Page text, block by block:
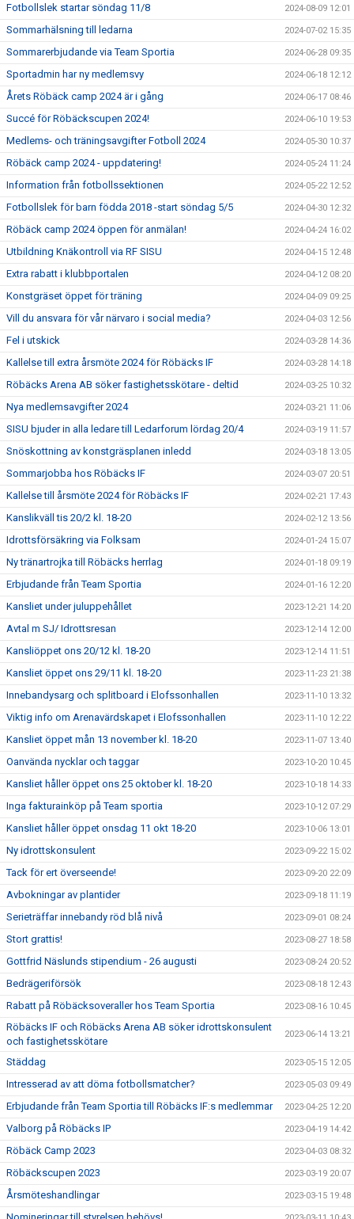
Fotbollslek startar söndag 11/8 2024-08-09 12:01
Sommarhälsning till ledarna 2024-07-02 15:35
Sommarerbjudande via Team Sportia 2024-06-28 09:35
Sportadmin har ny medlemsvy 2024-06-18 12:12
Årets Röbäck camp 2024 är i gång 2024-06-17 08:46
Succé för Röbäckscupen 2024! 2024-06-10 19:53
Medlems- och träningsavgifter Fotboll 2024 2024-05-30 10:37
Röbäck camp 2024 - uppdatering! 2024-05-24 11:24
Information från fotbollssektionen 2024-05-22 12:52
Fotbollslek för barn födda 2018 -start söndag 5/5 2024-04-30 12:32
Röbäck camp 2024 öppen för anmälan! 2024-04-24 16:02
Utbildning Knäkontroll via RF SISU 2024-04-15 12:48
Extra rabatt i klubbportalen 2024-04-12 08:20
Konstgräset öppet för träning 2024-04-09 09:25
Vill du ansvara för vår närvaro i social media? 2024-04-03 12:56
Fel i utskick 2024-03-28 14:36
Kallelse till extra årsmöte 2024 för Röbäcks IF 2024-03-28 14:18
Röbäcks Arena AB söker fastighetsskötare - deltid 2024-03-25 10:32
Nya medlemsavgifter 2024 2024-03-21 11:06
SISU bjuder in alla ledare till Ledarforum lördag 20/4 2024-03-19 11:57
Snöskottning av konstgräsplanen inledd 2024-03-18 13:05
Sommarjobba hos Röbäcks IF 2024-03-07 20:51
Kallelse till årsmöte 2024 för Röbäcks IF 2024-02-21 17:43
Kanslikväll tis 20/2 kl. 18-20 2024-02-12 13:56
Idrottsförsäkring via Folksam 2024-01-24 15:07
Ny tränartrojka till Röbäcks herrlag 2024-01-18 09:19
Erbjudande från Team Sportia 2024-01-16 12:20
Kansliet under juluppehållet 2023-12-21 14:20
Avtal m SJ/ Idrottsresan 2023-12-14 12:00
Kansliöppet ons 20/12 kl. 18-20 2023-12-14 11:51
Kansliet öppet ons 29/11 kl. 18-20 2023-11-23 21:38
Innebandysarg och splitboard i Elofssonhallen 2023-11-10 13:32
Viktig info om Arenavärdskapet i Elofssonhallen 2023-11-10 12:22
Kansliet öppet mån 13 november kl. 18-20 2023-11-07 13:40
Oanvända nycklar och taggar 2023-10-20 10:45
Kansliet håller öppet ons 25 oktober kl. 18-20 2023-10-18 14:33
Inga fakturainköp på Team sportia 2023-10-12 07:29
Kansliet håller öppet onsdag 11 okt 18-20 2023-10-06 13:01
Ny idrottskonsulent 2023-09-22 15:02
Tack för ert överseende! 2023-09-20 22:09
Avbokningar av plantider 2023-09-18 11:19
Serieträffar innebandy röd blå nivå 2023-09-01 08:24
Stort grattis! 2023-08-27 18:58
Gottfrid Näslunds stipendium - 26 augusti 2023-08-24 20:52
Bedrägeriförsök 2023-08-18 12:43
Rabatt på Röbäcksoveraller hos Team Sportia 2023-08-16 10:45
Röbäcks IF och Röbäcks Arena AB söker idrottskonsulent
och fastighetsskötare
2023-06-14 13:21
Städdag 2023-05-15 12:05
Intresserad av att döma fotbollsmatcher? 2023-05-03 09:49
Erbjudande från Team Sportia till Röbäcks IF:s medlemmar 2023-04-25 12:20
Valborg på Röbäcks IP 2023-04-19 14:42
Röbäck Camp 2023 2023-04-03 08:32
Röbäckscupen 2023 2023-03-19 20:07
Årsmöteshandlingar 2023-03-15 19:48